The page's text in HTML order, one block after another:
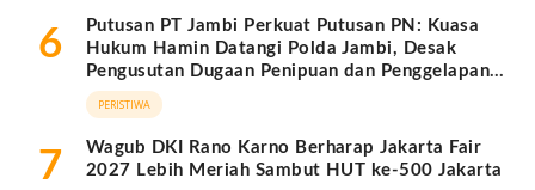
6
Putusan PT Jambi Perkuat Putusan PN: Kuasa
Hukum Hamin Datangi Polda Jambi, Desak
Pengusutan Dugaan Penipuan dan Penggelapan
BPKB
PERISTIWA
7
Wagub DKI Rano Karno Berharap Jakarta Fair
2027 Lebih Meriah Sambut HUT ke-500 Jakarta